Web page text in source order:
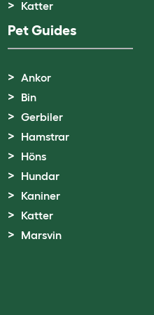
Katter
Pet Guides
Ankor
Bin
Gerbiler
Hamstrar
Höns
Hundar
Kaniner
Katter
Marsvin